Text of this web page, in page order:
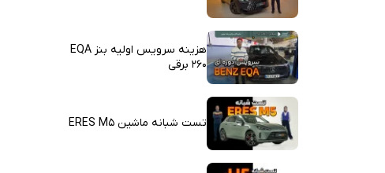
هزینه سرویس اولیه بنز EQA
260 برقی
تست شبانه ماشین ERES M5